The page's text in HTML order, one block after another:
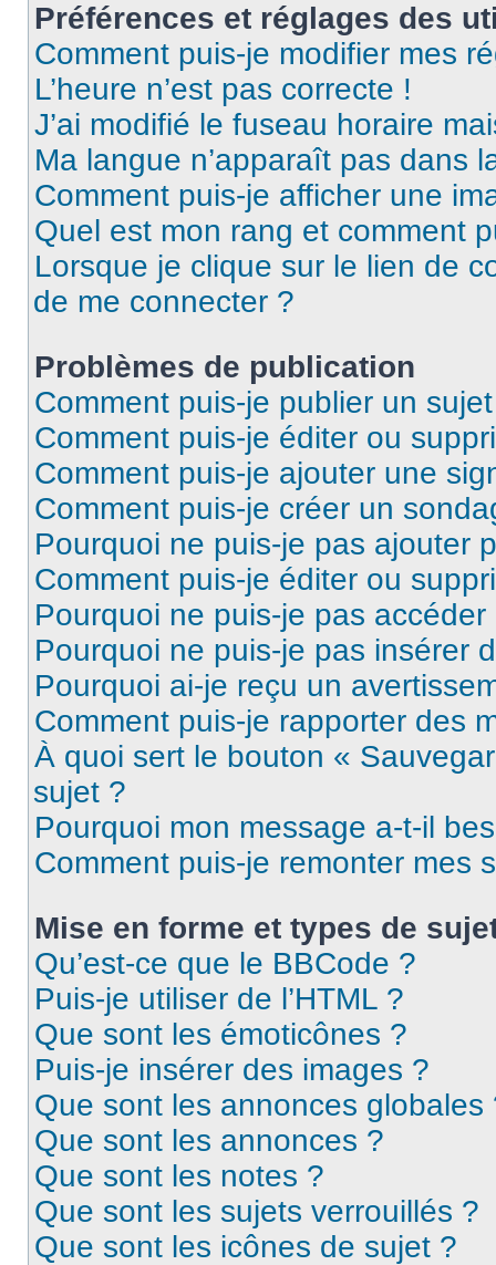
Préférences et réglages des
Comment puis-je modifier mes
L’heure n’est pas correcte !
J’ai modifié le fuseau horaire
Ma langue n’apparaît pas dans
Comment puis-je afficher une
Quel est mon rang et comment
Lorsque je clique sur le lien de
de me connecter ?
Problèmes de publication
Comment puis-je publier un
Comment puis-je éditer ou
Comment puis-je ajouter une
Comment puis-je créer un
Pourquoi ne puis-je pas ajouter
Comment puis-je éditer ou
Pourquoi ne puis-je pas
Pourquoi ne puis-je pas insérer
Pourquoi ai-je reçu un
Comment puis-je rapporter des
À quoi sert le bouton «
sujet ?
Pourquoi mon message a-t-il
Comment puis-je remonter mes
Mise en forme et types de
Qu’est-ce que le BBCode ?
Puis-je utiliser de l’HTML ?
Que sont les émoticônes ?
Puis-je insérer des images ?
Que sont les annonces globales
Que sont les annonces ?
Que sont les notes ?
Que sont les sujets verrouillés ?
Que sont les icônes de sujet ?